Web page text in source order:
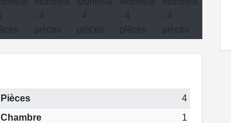
Pièces
4
Chambre
1